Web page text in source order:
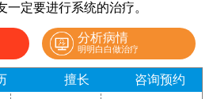
定要进行系统的治疗。
分析病情
明明白白做治疗
擅长 咨询预约